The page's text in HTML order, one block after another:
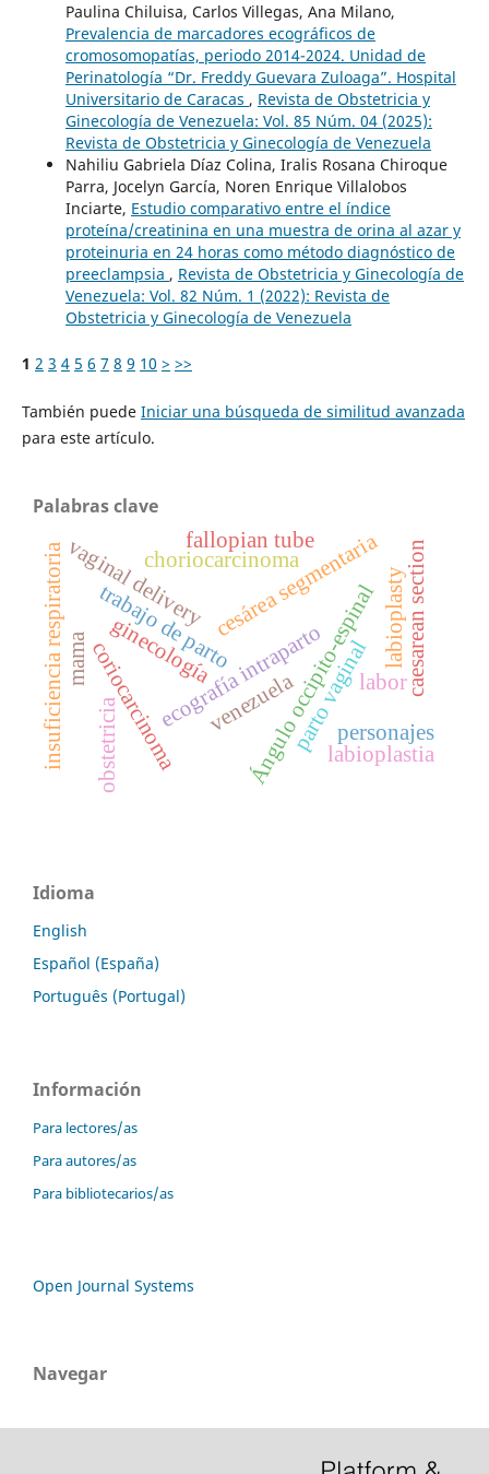
Paulina Chiluisa, Carlos Villegas, Ana Milano,
Prevalencia de marcadores ecográficos de
cromosomopatías, periodo 2014-2024. Unidad de
Perinatología “Dr. Freddy Guevara Zuloaga”. Hospital
Universitario de Caracas , Revista de Obstetricia y
Ginecología de Venezuela: Vol. 85 Núm. 04 (2025):
Revista de Obstetricia y Ginecología de Venezuela
Nahiliu Gabriela Díaz Colina, Iralis Rosana Chiroque
Parra, Jocelyn García, Noren Enrique Villalobos
Inciarte, Estudio comparativo entre el índice
proteína/creatinina en una muestra de orina al azar y
proteinuria en 24 horas como método diagnóstico de
preeclampsia , Revista de Obstetricia y Ginecología de
Venezuela: Vol. 82 Núm. 1 (2022): Revista de
Obstetricia y Ginecología de Venezuela
1 2 3 4 5 6 7 8 9 10 > >>
También puede Iniciar una búsqueda de similitud avanzada
para este artículo.
Palabras clave
trabajo de parto
ecografía intraparto
Ángulo occipito-espinal
parto vaginal
cesárea segmentaria
labor
vaginal delivery caesarean section
coriocarcinoma
choriocarcinoma
fallopian tube
insuficiencia respiratoria venezuela
obstetricia personajes
ginecología
labioplastia
labioplasty
mama
Idioma
English
Español (España)
Português (Portugal)
Información
Para lectores/as
Para autores/as
Para bibliotecarios/as
Open Journal Systems
Navegar